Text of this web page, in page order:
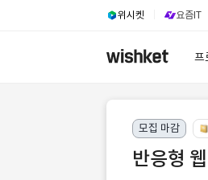
위시켓 요즘IT
프
모집 마감
반응형